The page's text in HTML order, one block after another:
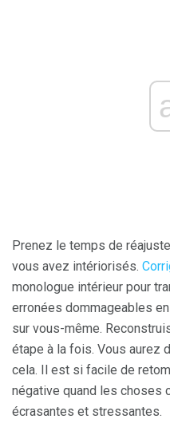
Prenez le temps de
vous avez intériorisés.
monologue intérieur pour
erronées dommageables
sur vous-même.
étape à la fois. Vous aurez
cela. Il est si facile de
négative quand les choses
écrasantes et stressantes.